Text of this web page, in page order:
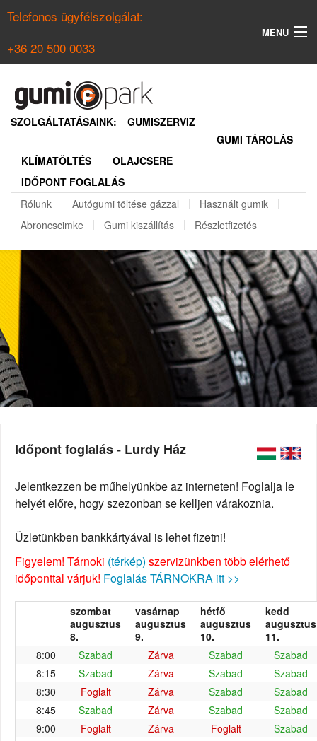
Telefonos ügyfélszolgálat:
+36 20 500 0033
MENU
NYÁRI GUMI KERESŐ
REGISZTRÁCIÓ
SZOLGÁLTATÁSAINK:
GUMISZERVIZ
GUMI TÁROLÁS
KLÍMATÖLTÉS
OLAJCSERE
IDŐPONT FOGLALÁS
Rólunk
Autógumi töltése gázzal
Használt gumik
Abroncscimke
Gumi kiszállítás Részletfizetés
Időpont foglalás - Lurdy Ház
Jelentkezzen be műhelyünkbe az interneten! Foglalja le
helyét előre, hogy szezonban se kelljen várakoznia.
Üzletünkben bankkártyával is lehet fizetni!
Figyelem! Tárnoki (térkép) szervizünkben több elérhető
időponttal várjuk! Foglalás TÁRNOKRA itt >>
szombat
augusztus
8.
vasárnap
augusztus
9.
hétfő
augusztus
10.
kedd
augusztus
11.
8:00
Szabad Zárva Szabad
Szabad
8:15
Szabad Zárva Szabad
Szabad
8:30
Foglalt Zárva Szabad
Szabad
8:45
Szabad Zárva Szabad
Szabad
9:00
Foglalt Zárva Foglalt
Szabad